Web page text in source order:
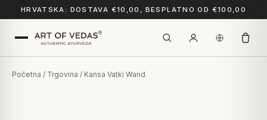
HRVATSKA: DOSTAVA €10,00, BESPLATNO OD €100,00
Početna / Trgovina / Kansa Vatki Wand